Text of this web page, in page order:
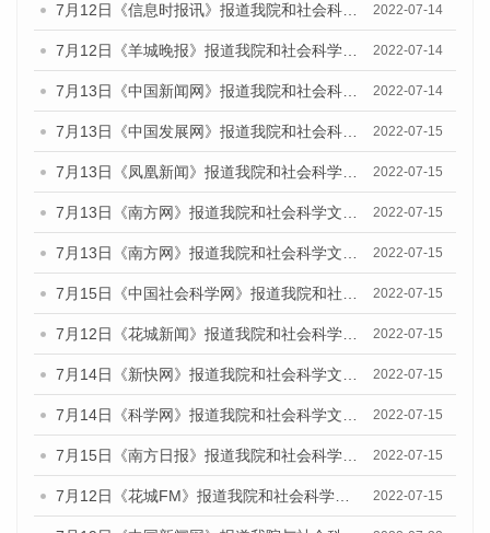
7月12日《信息时报讯》报道我院和社会科学文献出版社联合发布的《广州蓝皮书：广州数字经济发展报告（2022）》的媒体文章 2022-07-14
7月12日《羊城晚报》报道我院和社会科学文献出版社联合发布的《广州蓝皮书：广州数字经济发展报告（2022）》的媒体文章 2022-07-14
7月13日《中国新闻网》报道我院和社会科学文献出版社联合发布的《广州蓝皮书：广州数字经济发展报告（2022）》的媒体文章 2022-07-14
7月13日《中国发展网》报道我院和社会科学文献出版社联合发布的《广州蓝皮书：广州数字经济发展报告（2022）》的媒体文章 2022-07-15
7月13日《凤凰新闻》报道我院和社会科学文献出版社联合发布的《广州蓝皮书：广州数字经济发展报告（2022）》的媒体文章 2022-07-15
7月13日《南方网》报道我院和社会科学文献出版社联合发布的《广州蓝皮书：广州数字经济发展报告（2022）》的媒体文章 2022-07-15
7月13日《南方网》报道我院和社会科学文献出版社联合发布的《广州蓝皮书：广州数字经济发展报告（2022）》的媒体文章 2022-07-15
7月15日《中国社会科学网》报道我院和社会科学文献出版社联合发布的《广州蓝皮书：广州数字经济发展报告（2022）》的媒体文章 2022-07-15
7月12日《花城新闻》报道我院和社会科学文献出版社联合发布的《广州蓝皮书：广州数字经济发展报告（2022）》的媒体文章 2022-07-15
7月14日《新快网》报道我院和社会科学文献出版社联合发布的《广州蓝皮书：广州数字经济发展报告（2022）》的媒体文章 2022-07-15
7月14日《科学网》报道我院和社会科学文献出版社联合发布的《广州蓝皮书：广州数字经济发展报告（2022）》的媒体文章 2022-07-15
7月15日《南方日报》报道我院和社会科学文献出版社联合发布的《广州蓝皮书：广州数字经济发展报告（2022）》的媒体文章 2022-07-15
7月12日《花城FM》报道我院和社会科学文献出版社联合发布的《广州蓝皮书：广州数字经济发展报告（2022）》的媒体文章 2022-07-15